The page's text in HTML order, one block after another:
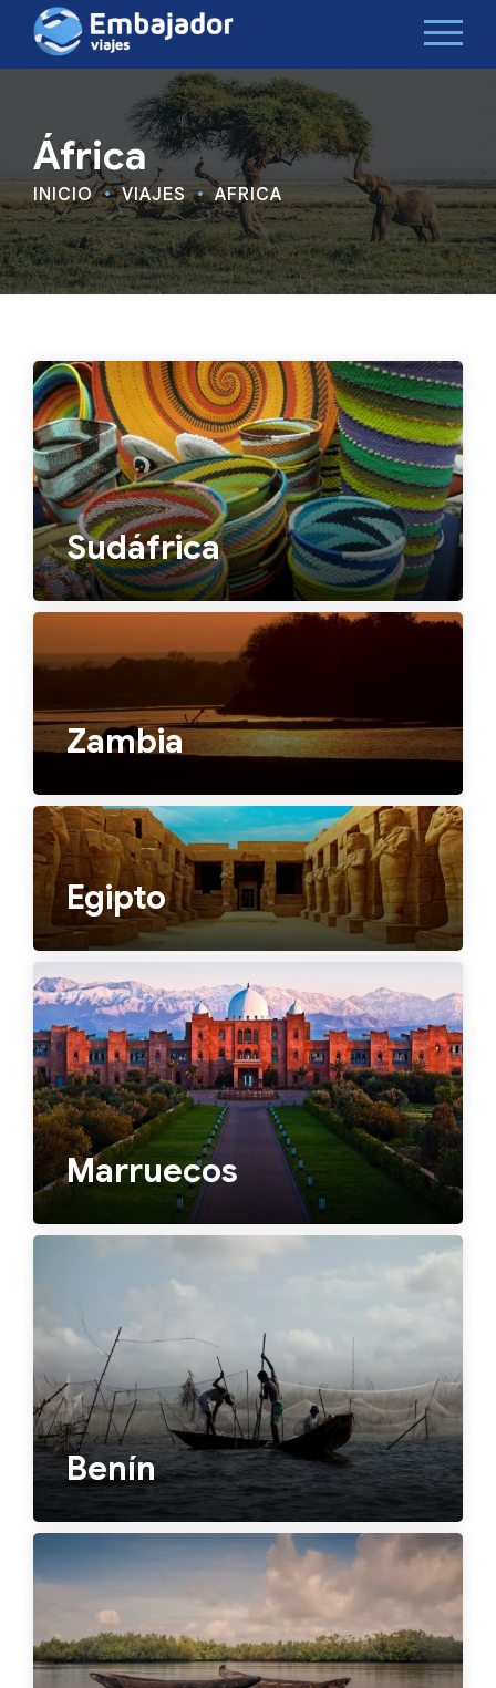
África
INICIO VIAJES ÁFRICA
Sudáfrica
Zambia
Egipto
Marruecos
Benín